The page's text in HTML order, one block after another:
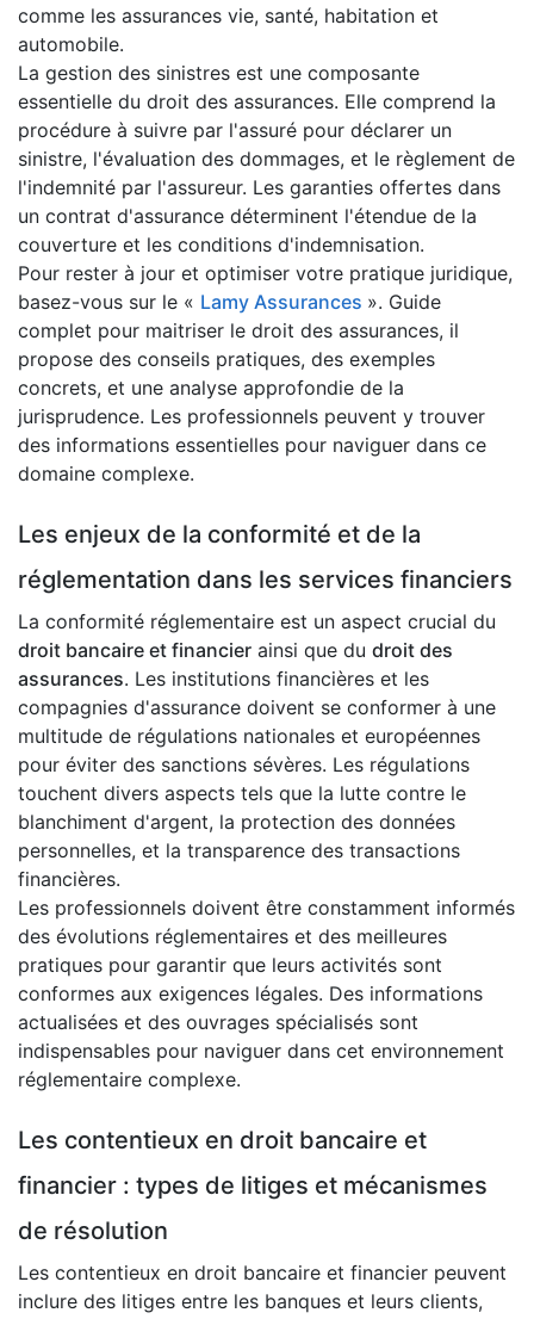
comme les assurances vie, santé, habitation et
automobile.
La gestion des sinistres est une composante
essentielle du droit des assurances. Elle comprend la
procédure à suivre par l'assuré pour déclarer un
sinistre, l'évaluation des dommages, et le règlement de
l'indemnité par l'assureur. Les garanties offertes dans
un contrat d'assurance déterminent l'étendue de la
couverture et les conditions d'indemnisation.
Pour rester à jour et optimiser votre pratique juridique,
basez-vous sur le « Lamy Assurances ». Guide
complet pour maitriser le droit des assurances, il
propose des conseils pratiques, des exemples
concrets, et une analyse approfondie de la
jurisprudence. Les professionnels peuvent y trouver
des informations essentielles pour naviguer dans ce
domaine complexe.
Les enjeux de la conformité et de la
réglementation dans les services financiers
La conformité réglementaire est un aspect crucial du
droit bancaire et financier ainsi que du droit des
assurances. Les institutions financières et les
compagnies d'assurance doivent se conformer à une
multitude de régulations nationales et européennes
pour éviter des sanctions sévères. Les régulations
touchent divers aspects tels que la lutte contre le
blanchiment d'argent, la protection des données
personnelles, et la transparence des transactions
financières.
Les professionnels doivent être constamment informés
des évolutions réglementaires et des meilleures
pratiques pour garantir que leurs activités sont
conformes aux exigences légales. Des informations
actualisées et des ouvrages spécialisés sont
indispensables pour naviguer dans cet environnement
réglementaire complexe.
Les contentieux en droit bancaire et
financier : types de litiges et mécanismes
de résolution
Les contentieux en droit bancaire et financier peuvent
inclure des litiges entre les banques et leurs clients,